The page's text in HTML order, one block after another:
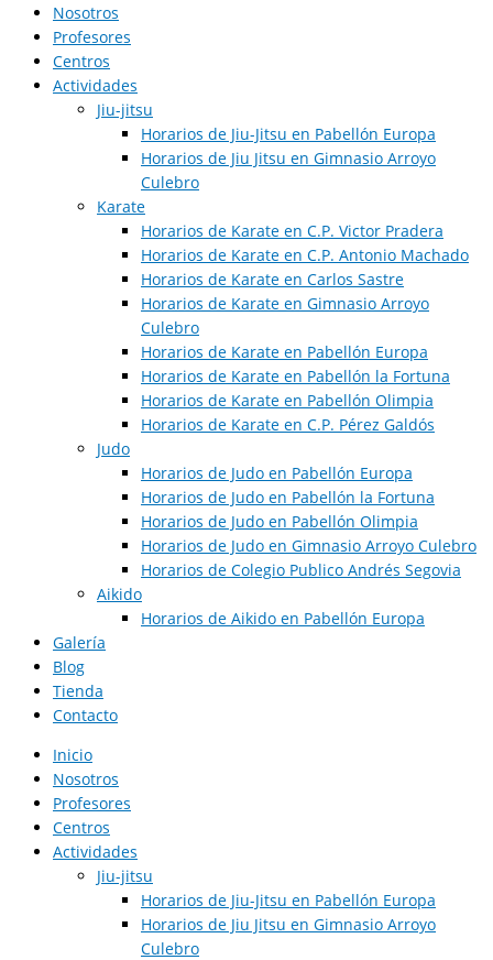
Nosotros
Profesores
Centros
Actividades
Jiu-jitsu
Horarios de Jiu-Jitsu en Pabellón Europa
Horarios de Jiu Jitsu en Gimnasio Arroyo
Culebro
Karate
Horarios de Karate en C.P. Victor Pradera
Horarios de Karate en C.P. Antonio Machado
Horarios de Karate en Carlos Sastre
Horarios de Karate en Gimnasio Arroyo
Culebro
Horarios de Karate en Pabellón Europa
Horarios de Karate en Pabellón la Fortuna
Horarios de Karate en Pabellón Olimpia
Horarios de Karate en C.P. Pérez Galdós
Judo
Horarios de Judo en Pabellón Europa​
Horarios de Judo en Pabellón la Fortuna
Horarios de Judo en Pabellón Olimpia
Horarios de Judo en Gimnasio Arroyo Culebro
Horarios de Colegio Publico Andrés Segovia
Aikido
Horarios de Aikido en Pabellón Europa​
Galería
Blog
Tienda
Contacto
Inicio
Nosotros
Profesores
Centros
Actividades
Jiu-jitsu
Horarios de Jiu-Jitsu en Pabellón Europa
Horarios de Jiu Jitsu en Gimnasio Arroyo
Culebro